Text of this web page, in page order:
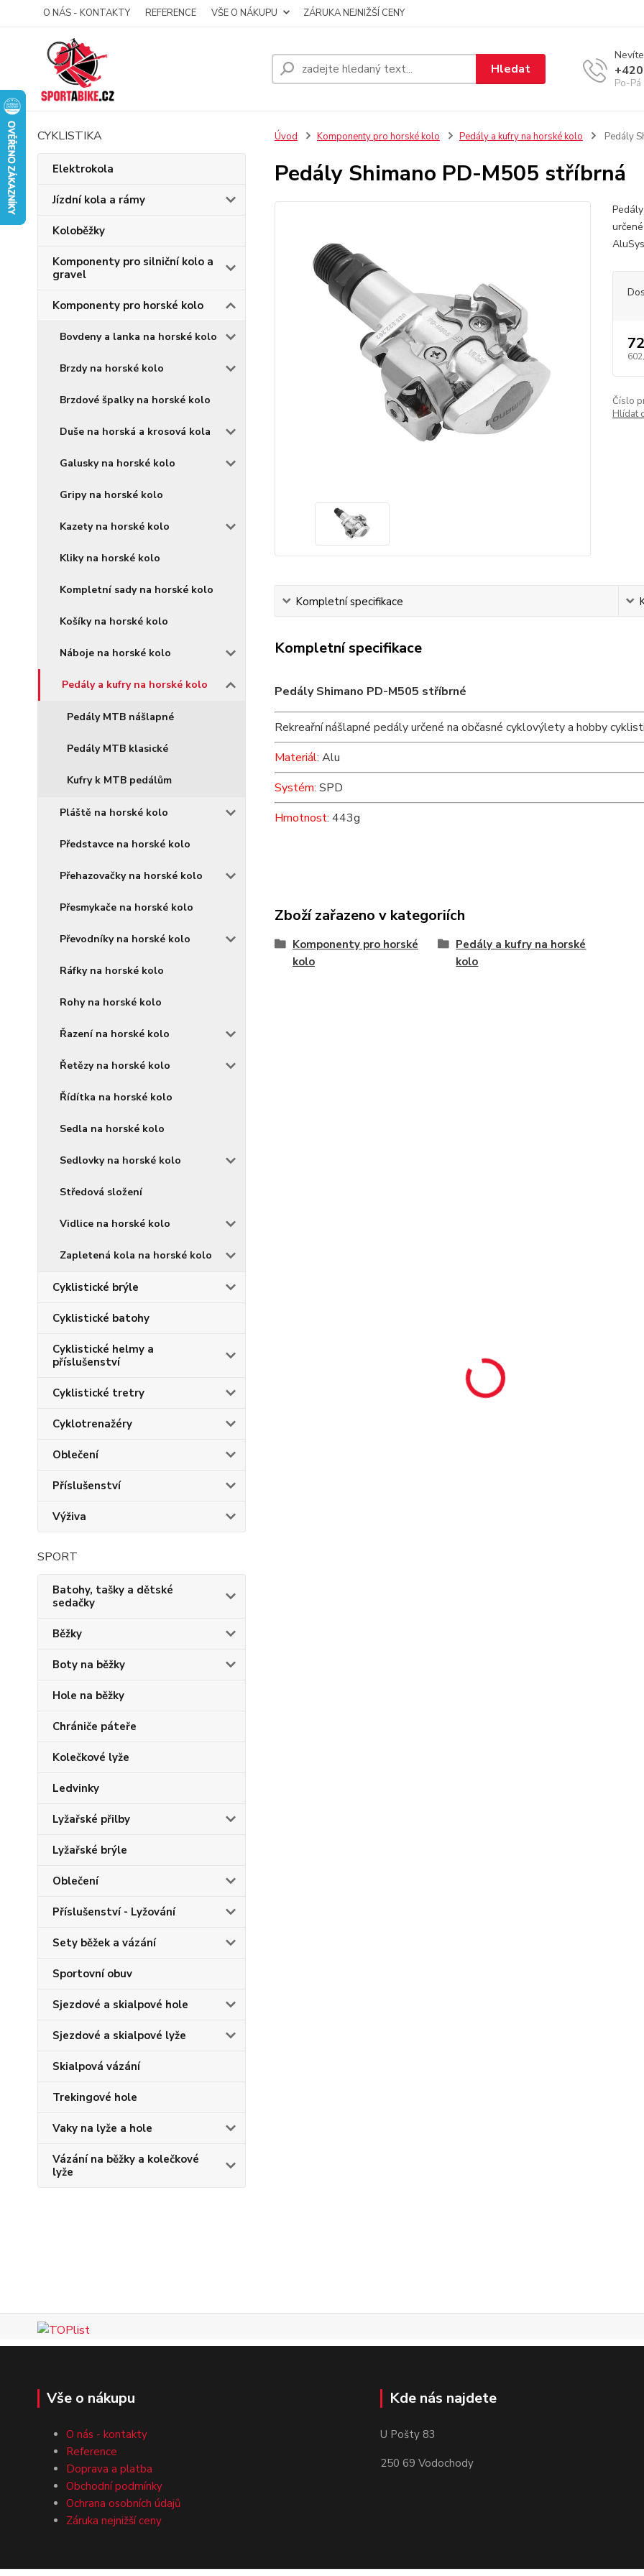
O NÁS - KONTAKTY REFERENCE VŠE O NÁKUPU ZÁRUKA NEJNIŽŠÍ CENY
Hledat
Po-
CYKLISTIKA
Elektrokola
Jízdní kola a rámy
Koloběžky
Komponenty pro silniční kolo a
gravel
Komponenty pro horské kolo
Bovdeny a lanka na horské kolo
Brzdy na horské kolo
Brzdové špalky na horské kolo
Duše na horská a krosová kola
Galusky na horské kolo
Gripy na horské kolo
Kazety na horské kolo
Kliky na horské kolo
Kompletní sady na horské kolo
Košíky na horské kolo
Náboje na horské kolo
Pedály a kufry na horské kolo
Pedály MTB nášlapné
Pedály MTB klasické
Kufry k MTB pedálům
Pláště na horské kolo
Představce na horské kolo
Přehazovačky na horské kolo
Přesmykače na horské kolo
Převodníky na horské kolo
Ráfky na horské kolo
Rohy na horské kolo
Řazení na horské kolo
Řetězy na horské kolo
Řídítka na horské kolo
Sedla na horské kolo
Sedlovky na horské kolo
Středová složení
Vidlice na horské kolo
Zapletená kola na horské kolo
Cyklistické brýle
Cyklistické batohy
Cyklistické helmy a
příslušenství
Cyklistické tretry
Cyklotrenažéry
Oblečení
Příslušenství
Výživa
SPORT
Batohy, tašky a dětské
sedačky
Běžky
Boty na běžky
Hole na běžky
Chrániče páteře
Kolečkové lyže
Ledvinky
Lyžařské přilby
Lyžařské brýle
Oblečení
Příslušenství - Lyžování
Sety běžek a vázání
Sportovní obuv
Sjezdové a skialpové hole
Sjezdové a skialpové lyže
Skialpová vázání
Trekingové hole
Vaky na lyže a hole
Vázání na běžky a kolečkové
lyže
Úvod Komponenty pro horské kolo Pedály a kufry na horské kolo Pedály
Pedály Shimano PD-M505 stříbrná
Číslo
Hlídat
Kompletní specifikace
Kompletní specifikace
Pedály Shimano PD-M505 stříbrné
Rekreařní nášlapné pedály určené na občasné cyklovýlety a hobby
Materiál: Alu
Systém: SPD
Hmotnost: 443g
Zboží zařazeno v kategoriích
Komponenty pro horské
kolo
Pedály a kufry na horské
kolo
Vše o nákupu
O nás - kontakty
Reference
Doprava a platba
Obchodní podmínky
Ochrana osobních údajů
Záruka nejnižší ceny
Kde nás najdete
U Pošty 83
250 69 Vodochody